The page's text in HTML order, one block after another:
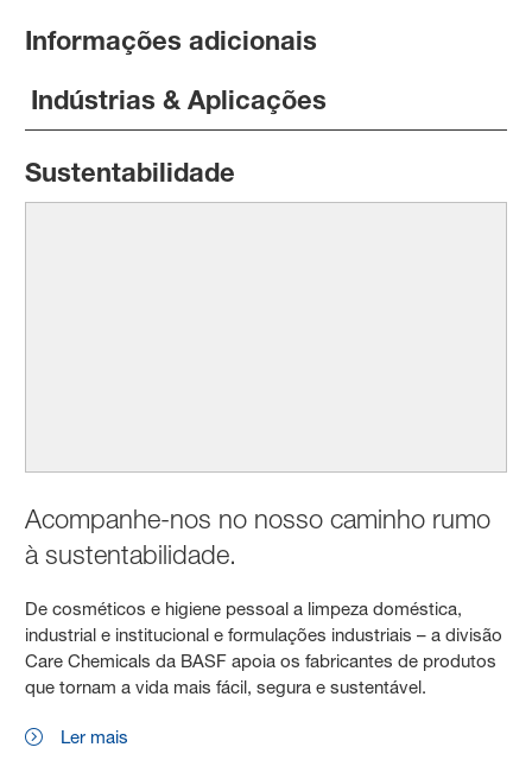
Informações adicionais
Indústrias & Aplicações
Sustentabilidade
Acompanhe-nos no nosso caminho rumo
à sustentabilidade.
De cosméticos e higiene pessoal a limpeza doméstica,
industrial e institucional e formulações industriais – a divisão
Care Chemicals da BASF apoia os fabricantes de produtos
que tornam a vida mais fácil, segura e sustentável.
Ler mais